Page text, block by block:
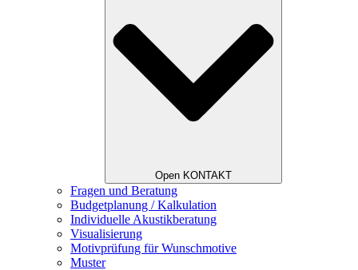
Open KONTAKT
Fragen und Beratung
Budgetplanung / Kalkulation
Individuelle Akustikberatung
Visualisierung
Motivprüfung für Wunschmotive
Muster